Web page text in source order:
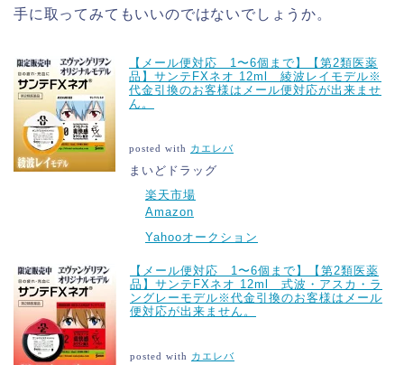
手に取ってみてもいいのではないでしょうか。
【メール便対応 1〜6個まで】【第2類医薬
品】サンテFXネオ 12ml 綾波レイモデル※
代金引換のお客様はメール便対応が出来ませ
ん。
posted with カエレバ
まいどドラッグ
楽天市場
Amazon
Yahooオークション
【メール便対応 1〜6個まで】【第2類医薬
品】サンテFXネオ 12ml 式波・アスカ・ラ
ングレーモデル※代金引換のお客様はメール
便対応が出来ません。
posted with カエレバ